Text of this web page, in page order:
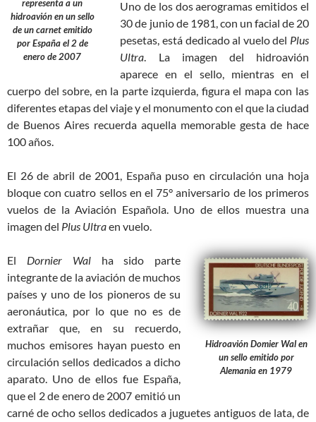
representa a un
hidroavión en un sello
de un carnet emitido
por España el 2 de
enero de 2007
Uno de los dos aerogramas emitidos el
30 de junio de 1981, con un facial de 20
pesetas, está dedicado al vuelo del Plus
Ultra. La imagen del hidroavión
aparece en el sello, mientras en el
cuerpo del sobre, en la parte izquierda, figura el mapa con las
diferentes etapas del viaje y el monumento con el que la ciudad
de Buenos Aires recuerda aquella memorable gesta de hace
100 años.
El 26 de abril de 2001, España puso en circulación una hoja
bloque con cuatro sellos en el 75° aniversario de los primeros
vuelos de la Aviación Española. Uno de ellos muestra una
imagen del Plus Ultraen vuelo.
Hidroavión Domier Wal en
un sello emitido por
Alemania en 1979
El Dornier Walha sido parte
integrante de la aviación de muchos
países y uno de los pioneros de su
aeronáutica, por lo que no es de
extrañar que, en su recuerdo,
muchos emisores hayan puesto en
circulación sellos dedicados a dicho
aparato. Uno de ellos fue España,
que el 2 de enero de 2007 emitió un
carné de ocho sellos dedicados a juguetes antiguos de lata, de